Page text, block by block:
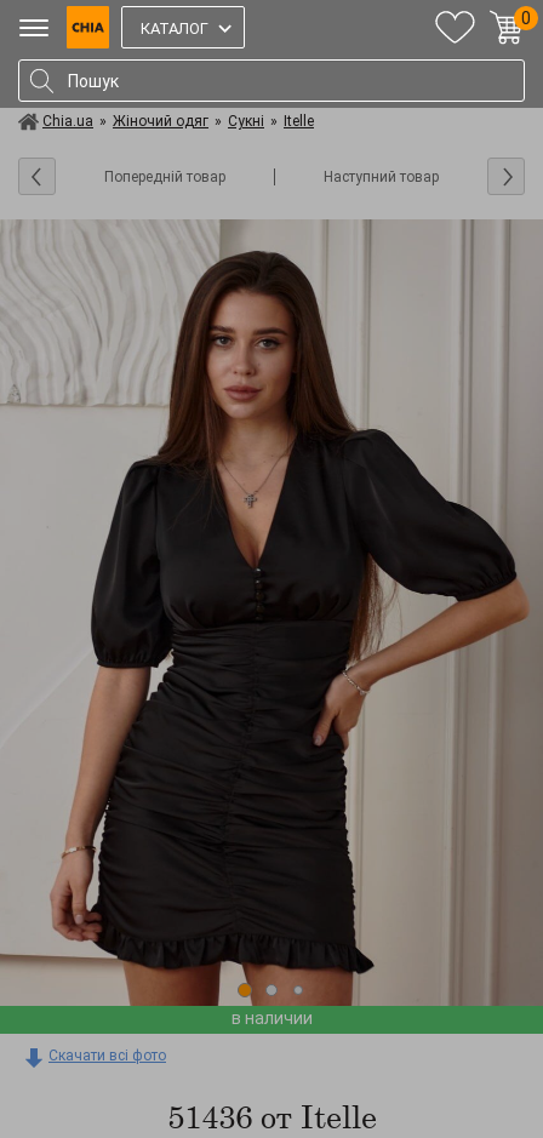
КАТАЛОГ
0
Chia.ua » Жіночий одяг » Сукні » Itelle
Попередній товар Наступний товар
в наличии
Скачати всі фото
51436 от Itelle